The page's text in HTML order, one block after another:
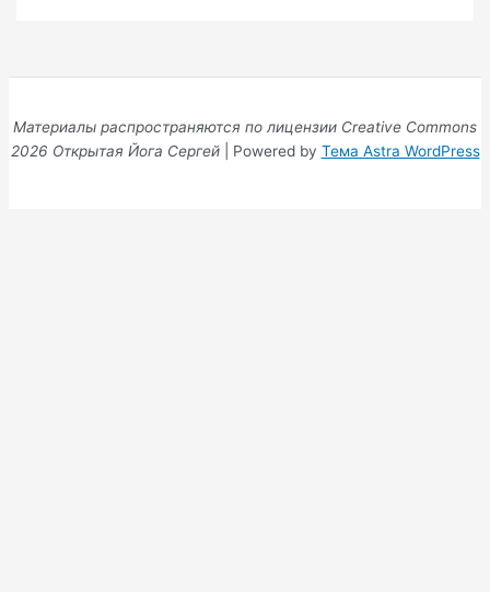
Материалы распространяются по лицензии Creative Commons
2026 Открытая Йога Сергей| Powered by Тема Astra WordPress